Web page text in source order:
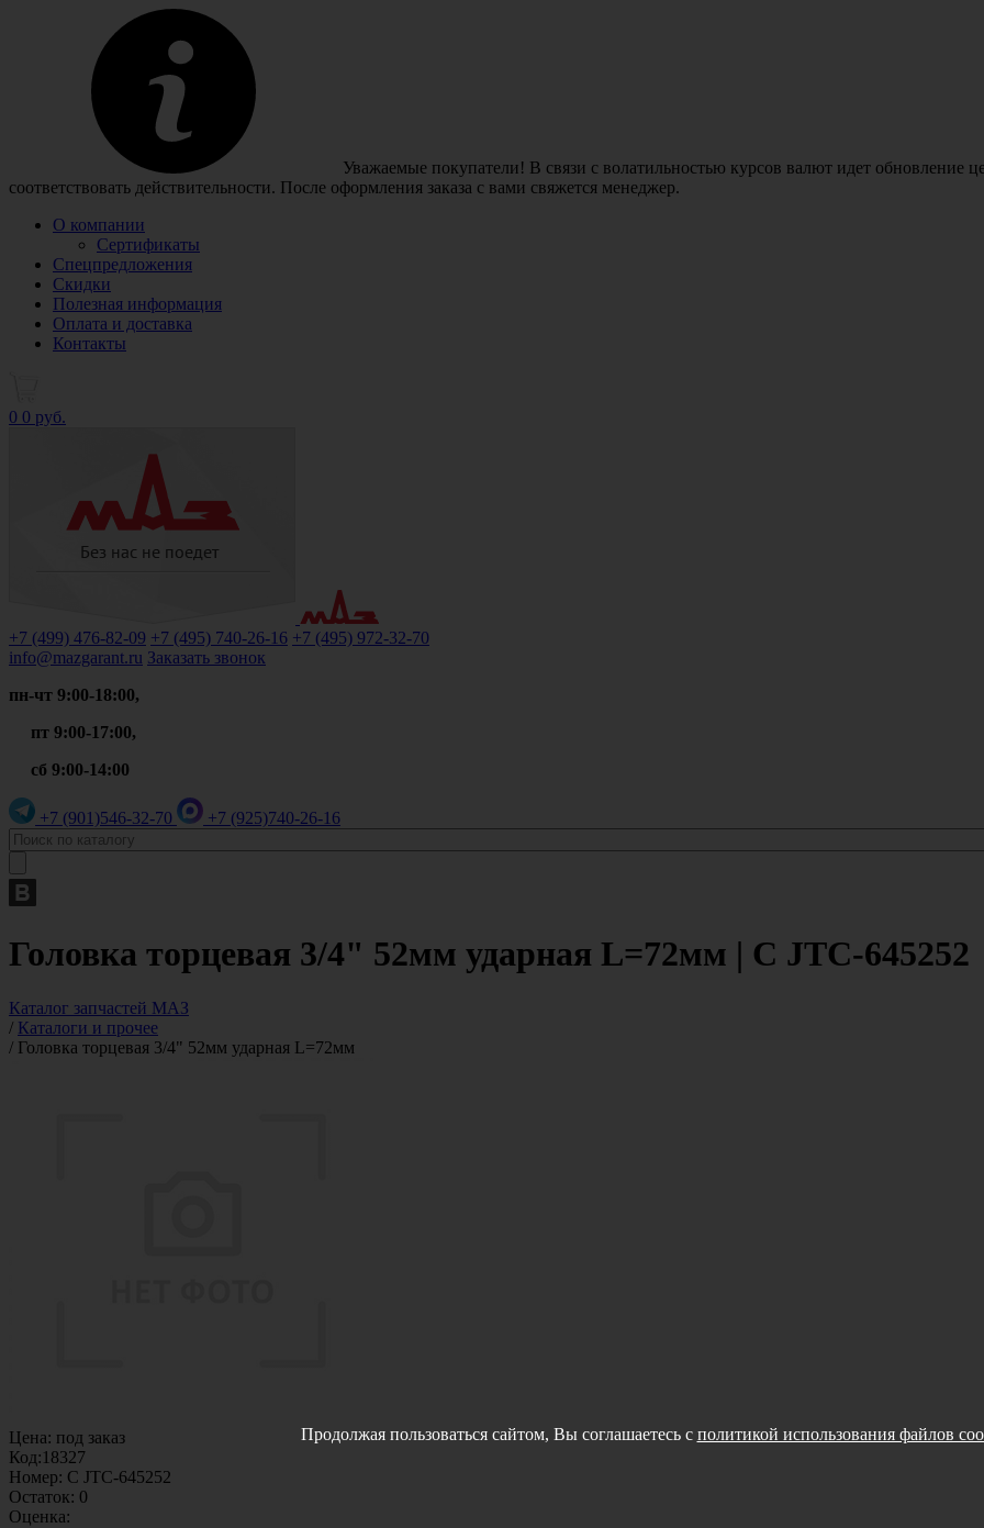
Уважаемые покупатели! В связи с волатильностью курсов валют идет обновление
соответствовать действительности. После оформления заказа с вами свяжется менеджер.
О компании
Сертификаты
Спецпредложения
Скидки
Полезная информация
Оплата и доставка
Контакты
0 0 руб.
+7 (499) 476-82-09 +7 (495) 740-26-16 +7 (495) 972-32-70
info@mazgarant.ru Заказать звонок
пн-чт 9:00-18:00,
пт 9:00-17:00,
сб 9:00-14:00
+7 (901)546-32-70 +7 (925)740-26-16
Головка торцевая 3/4" 52мм ударная L=72мм | C JTC-645252
Каталог запчастей МАЗ
/ Каталоги и прочее
/ Головка торцевая 3/4" 52мм ударная L=72мм
Цена: под заказ
Код:18327
Номер: C JTC-645252
Остаток: 0
Оценка:
Продолжая пользоваться сайтом, Вы соглашаетесь с политикой использования файлов